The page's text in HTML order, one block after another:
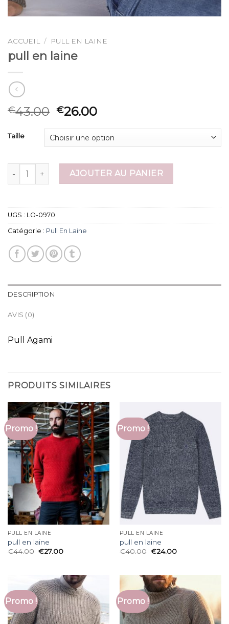
ACCUEIL / PULL EN LAINE
pull en laine
€43.00 €26.00
Taille
quantité de pull en laineAJOUTER AU PANIER
UGS : LO-0970
Catégorie : Pull En Laine
DESCRIPTION
AVIS (0)
Pull Agami
PRODUITS SIMILAIRES
Promo !
PULL EN LAINE
pull en laine
€44.00 €27.00
Promo !
PULL EN LAINE
pull en laine
€40.00 €24.00
Promo ! Promo !